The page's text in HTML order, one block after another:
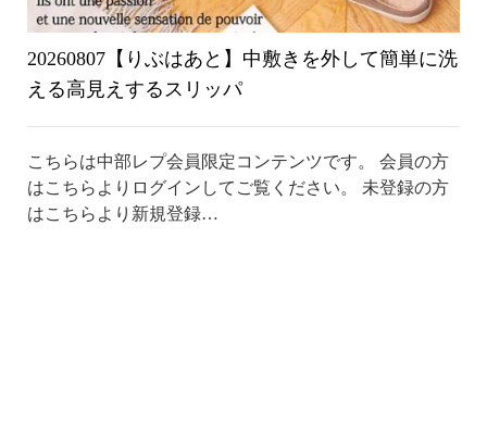
20260807【りぶはあと】中敷きを外して簡単に洗
える高見えするスリッパ
こちらは中部レプ会員限定コンテンツです。 会員の方
はこちらよりログインしてご覧ください。 未登録の方
はこちらより新規登録…